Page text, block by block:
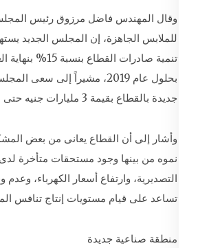
وقال المهندس فاضل مرزوق رئيس
للملابس الجاهزة، إن المجلس الجديد
بحلول عام 2019، مشيراً إلى
جديدة بالقطاع بقيمة 3 مليارات جنيه حتى 2020.
وأشار إلى أن القطاع يعانى من بعض
نموه من بينها وجود مستحقات متأخرة
التصديرية، وارتفاع أسعار الكهرباء،
تساعد على قيام مستويات إنتاج تنافس
منطقة صناعية جديدة